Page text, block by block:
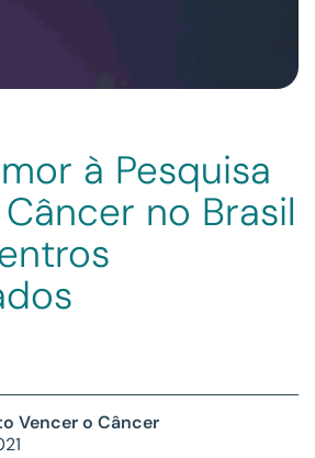
à Pesquisa
no Brasil
Vencer o Câncer